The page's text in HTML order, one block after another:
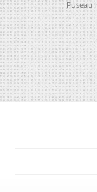
Fuseau